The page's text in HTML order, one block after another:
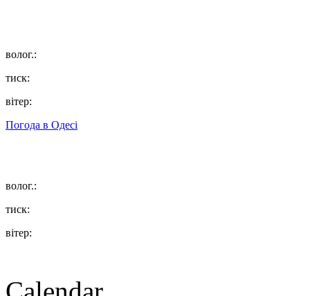
волог.:
тиск:
вітер:
Погода в Одесі
волог.:
тиск:
вітер: